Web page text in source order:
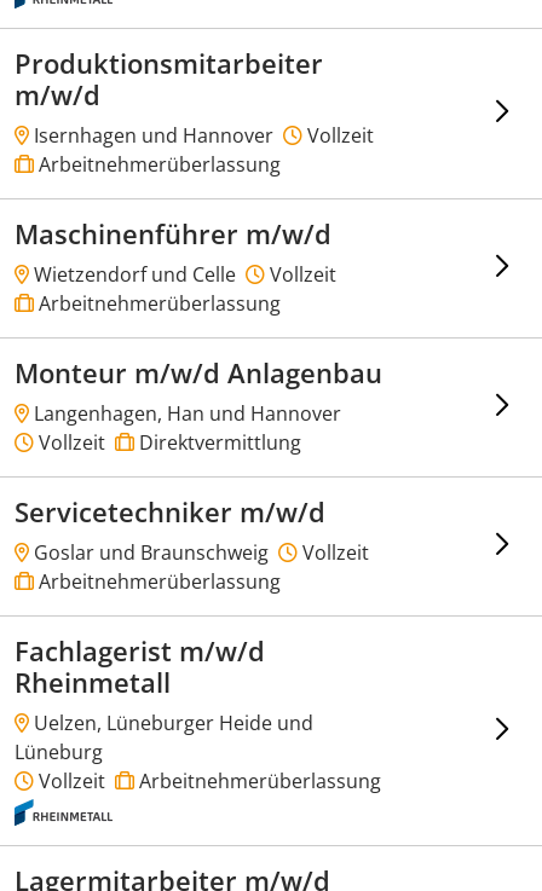
Produktionsmitarbeiter
m/w/d
Isernhagen und Hannover
Vollzeit
Arbeitnehmerüberlassung
Maschinenführer m/w/d
Wietzendorf und Celle
Vollzeit
Arbeitnehmerüberlassung
Monteur m/w/d Anlagenbau
Langenhagen, Han und Hannover
Vollzeit
Direktvermittlung
Servicetechniker m/w/d
Goslar und Braunschweig
Vollzeit
Arbeitnehmerüberlassung
Fachlagerist m/w/d
Rheinmetall
Uelzen, Lüneburger Heide und
Lüneburg
Vollzeit
Arbeitnehmerüberlassung
Lagermitarbeiter m/w/d